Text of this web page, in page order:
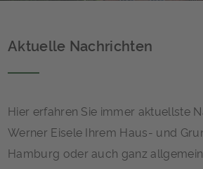
Aktuelle Nachrichten
Hier erfahren Sie immer aktuellste
Werner Eisele Ihrem Haus- und
Hamburg oder auch ganz